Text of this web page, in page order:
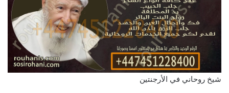
شيخ روحاني في الأرجنتين